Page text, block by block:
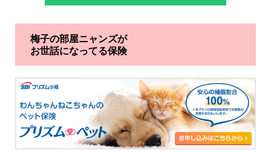
梅子の部屋ニャンズが
お世話になってる保険